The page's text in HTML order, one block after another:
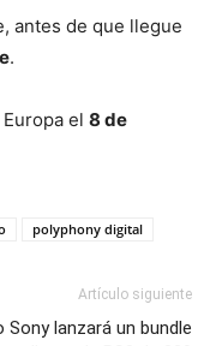
antes de que llegue
.
el 8 de
polyphony digital
Artículo siguiente
Sony lanzará un bundle